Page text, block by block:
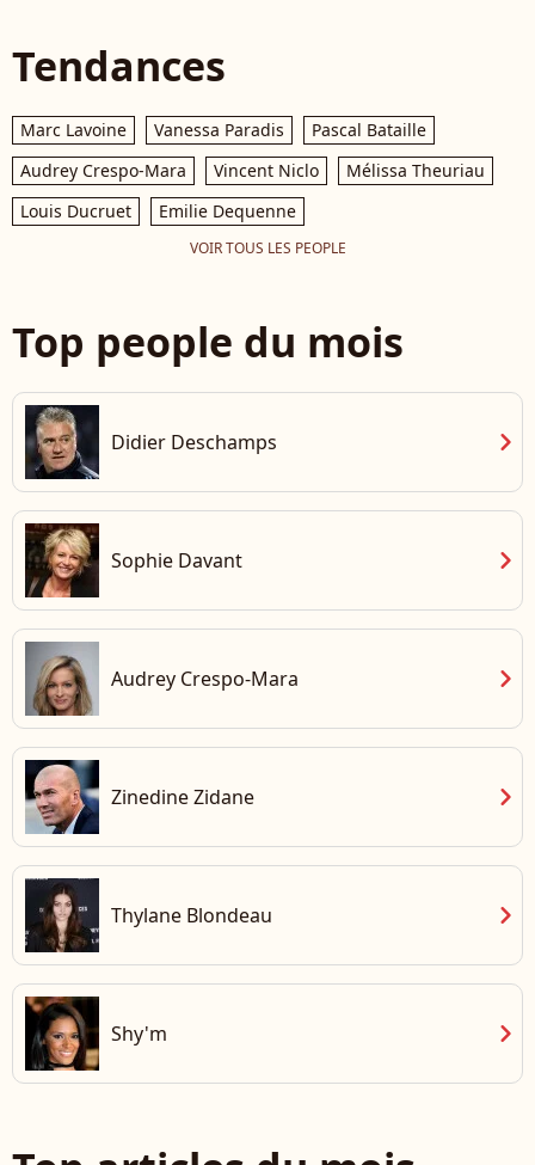
Tendances
Marc Lavoine Vanessa Paradis
Pascal Bataille
Audrey Crespo-Mara
Vincent Niclo
Mélissa Theuriau
Louis Ducruet
Emilie Dequenne
VOIR TOUS LES PEOPLE
Top people du mois
Didier Deschamps chevron_right
Sophie Davant chevron_right
Audrey Crespo-Mara chevron_right
Zinedine Zidane chevron_right
Thylane Blondeau chevron_right
Shy'm chevron_right